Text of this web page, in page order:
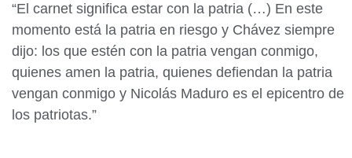
“El carnet significa estar con la patria (…) En este
momento está la patria en riesgo y Chávez siempre
dijo: los que estén con la patria vengan conmigo,
quienes amen la patria, quienes defiendan la patria
vengan conmigo y Nicolás Maduro es el epicentro de
los patriotas.”